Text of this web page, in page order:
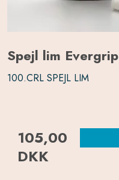
Spejl lim Evergrip
100.CRL SPEJL LIM
105,00
DKK